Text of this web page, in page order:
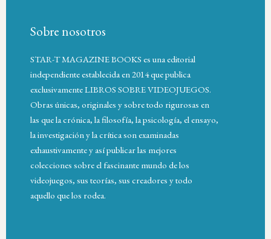
Sobre nosotros
STAR-T MAGAZINE BOOKS es una editorial
independiente establecida en 2014 que publica
exclusivamente LIBROS SOBRE VIDEOJUEGOS.
Obras únicas, originales y sobre todo rigurosas en
las que la crónica, la filosofía, la psicología, el ensayo,
la investigación y la crítica son examinadas
exhaustivamente y así publicar las mejores
colecciones sobre el fascinante mundo de los
videojuegos, sus teorías, sus creadores y todo
aquello que los rodea.